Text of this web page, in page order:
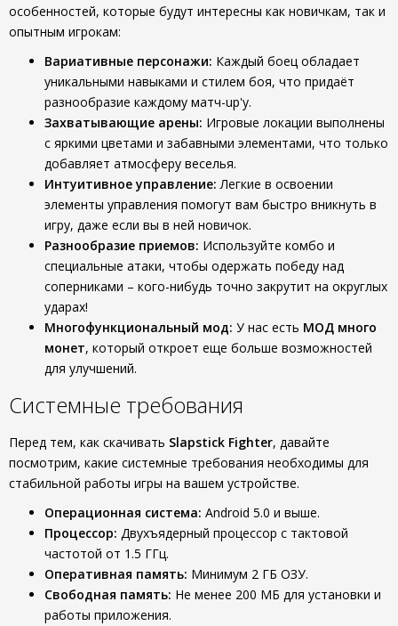
особенностей, которые будут интересны как новичкам, так и
опытным игрокам:
Вариативные персонажи: Каждый боец обладает
уникальными навыками и стилем боя, что придаёт
разнообразие каждому матч-up'у.
Захватывающие арены: Игровые локации выполнены
с яркими цветами и забавными элементами, что только
добавляет атмосферу веселья.
Интуитивное управление: Легкие в освоении
элементы управления помогут вам быстро вникнуть в
игру, даже если вы в ней новичок.
Разнообразие приемов: Используйте комбо и
специальные атаки, чтобы одержать победу над
соперниками – кого-нибудь точно закрутит на округлых
ударах!
Многофункциональный мод: У нас есть МОД много
монет, который откроет еще больше возможностей
для улучшений.
Системные требования
Перед тем, как скачивать Slapstick Fighter, давайте
посмотрим, какие системные требования необходимы для
стабильной работы игры на вашем устройстве.
Операционная система: Android 5.0 и выше.
Процессор: Двухъядерный процессор с тактовой
частотой от 1.5 ГГц.
Оперативная память: Минимум 2 ГБ ОЗУ.
Свободная память: Не менее 200 МБ для установки и
работы приложения.